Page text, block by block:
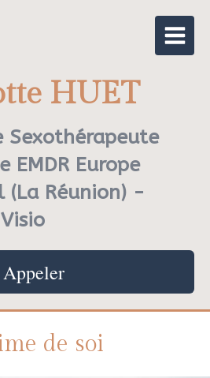
HUET
Sexothérapeute
EMDR Europe
(La Réunion) -
Visio
Appeler
de soi